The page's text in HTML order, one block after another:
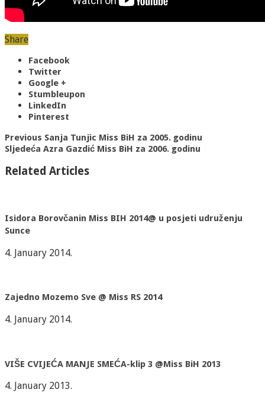
Share
Facebook
Twitter
Google +
Stumbleupon
LinkedIn
Pinterest
Previous Sanja Tunjic Miss BiH za 2005. godinu
Sljedeća Azra Gazdić Miss BiH za 2006. godinu
Related Articles
Isidora Borovčanin Miss BIH 2014@ u posjeti udruženju
Sunce
4. January 2014.
Zajedno Mozemo Sve @ Miss RS 2014
4. January 2014.
VIŠE CVIJEĆA MANJE SMEĆA-klip 3 @Miss BiH 2013
4. January 2013.